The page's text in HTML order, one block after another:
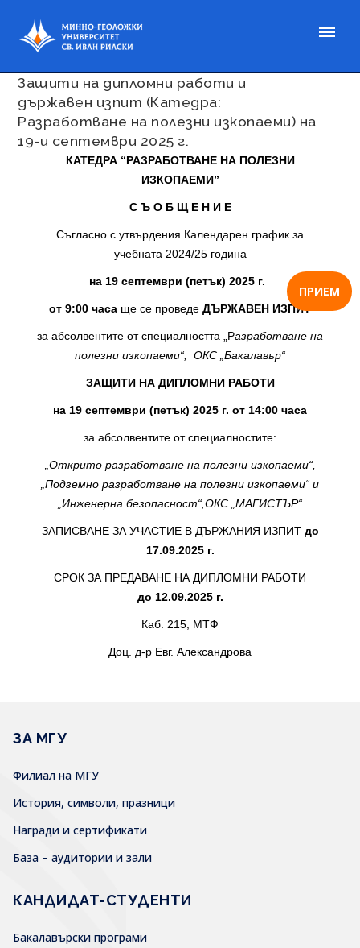
ПРИЕМ
Защити на дипломни работи и
държавен изпит (Катедра:
Разработване на полезни изкопаеми) на
19-и септември 2025 г.
КАТЕДРА “РАЗРАБОТВАНЕ НА ПОЛЕЗНИ
ИЗКОПАЕМИ”
С Ъ О Б Щ Е Н И Е
Съгласно с утвърдения Календарен график за
учебната 2024/25 година
на 19 септември (петък) 2025 г.
от 9:00 часа ще се проведе ДЪРЖАВЕН ИЗПИТ
за абсолвентите от специалността „Разработване на
полезни изкопаеми“,
ОКС „Бакалавър“
ЗАЩИТИ НА ДИПЛОМНИ РАБОТИ
на 19 септември (петък) 2025 г. от 14:00 часа
за абсолвентите от специалностите:
„Открито разработване на полезни изкопаеми“,
„Подземно разработване на полезни изкопаеми“ и
„Инженерна безопасност“,ОКС „МАГИСТЪР“
ЗАПИСВАНЕ ЗА УЧАСТИЕ В ДЪРЖАНИЯ ИЗПИТ до
17.09.2025 г.
СРОК ЗА ПРЕДАВАНЕ НА ДИПЛОМНИ РАБОТИ
до 12.09.2025 г.
Каб. 215, МТФ
Доц. д-р Евг. Александрова
ЗА МГУ
Филиал на МГУ
История, символи, празници
Награди и сертификати
База – аудитории и зали
КАНДИДАТ-СТУДЕНТИ
Бакалавърски програми